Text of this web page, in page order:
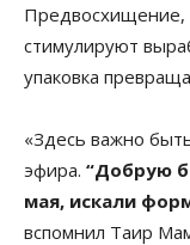
Предвосхищение,
стимулируют
упаковка
«Здесь важно
эфира. “Добрую
мая, искали
вспомнил Таир